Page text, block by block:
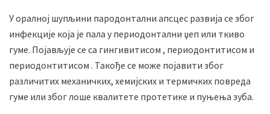
У оралној шупљини пародонтални апсцес развија се због
инфекције која је пала у периодонтални џеп или ткиво
гуме. Појављује се са гингивитисом , периодонтитисом и
периодонтитисом . Такође се може појавити због
различитих механичких, хемијских и термичких повреда
гуме или због лоше квалитете протетике и пуњења зуба.